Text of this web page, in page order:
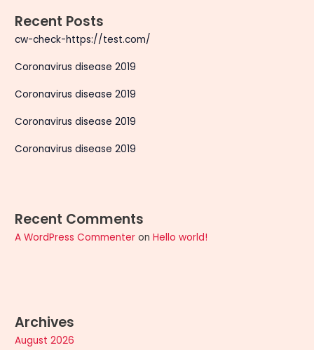
Recent Posts
cw-check-https://test.com/
Coronavirus disease 2019
Coronavirus disease 2019
Coronavirus disease 2019
Coronavirus disease 2019
Recent Comments
A WordPress Commenter onHello world!
Archives
August 2026